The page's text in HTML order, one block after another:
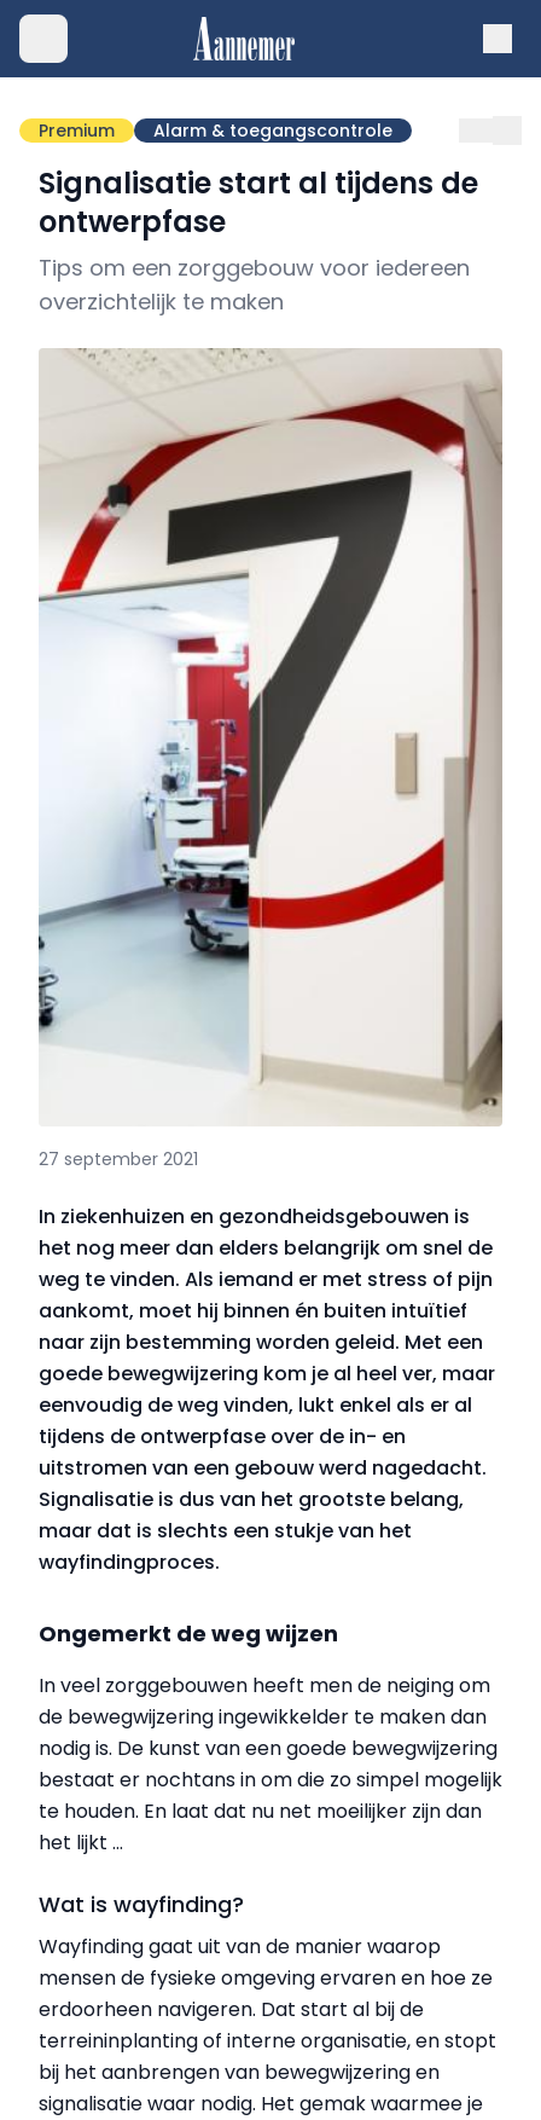
Premium Alarm & toegangscontrole
Signalisatie start al tijdens de
ontwerpfase
Tips om een zorggebouw voor iedereen
overzichtelijk te maken
27 september 2021
In ziekenhuizen en gezondheidsgebouwen is
het nog meer dan elders belangrijk om snel de
weg te vinden. Als iemand er met stress of pijn
aankomt, moet hij binnen én buiten intuïtief
naar zijn bestemming worden geleid. Met een
goede bewegwijzering kom je al heel ver, maar
eenvoudig de weg vinden, lukt enkel als er al
tijdens de ontwerpfase over de in- en
uitstromen van een gebouw werd nagedacht.
Signalisatie is dus van het grootste belang,
maar dat is slechts een stukje van het
wayfindingproces.
Ongemerkt de weg wijzen
In veel zorggebouwen heeft men de neiging om
de bewegwijzering ingewikkelder te maken dan
nodig is. De kunst van een goede bewegwijzering
bestaat er nochtans in om die zo simpel mogelijk
te houden. En laat dat nu net moeilijker zijn dan
het lijkt …
Wat is wayfinding?
Wayfinding gaat uit van de manier waarop
mensen de fysieke omgeving ervaren en hoe ze
erdoorheen navigeren. Dat start al bij de
terreininplanting of interne organisatie, en stopt
bij het aanbrengen van bewegwijzering en
signalisatie waar nodig. Het gemak waarmee je